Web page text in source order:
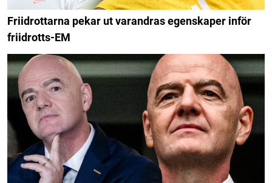
Friidrottarna pekar ut varandras egenskaper inför
friidrotts-EM